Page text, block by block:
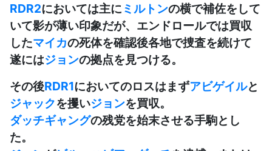
RDR2においては主に ミルトンの横で補佐をして
いて影が薄い印象だが、エンドロールでは買収
したマイカの死体を確認後各地で捜査を続けて
遂にはジョンの拠点を見つける。
その後RDR1においてのロスはまずアビゲイルと
ジャックを攫いジョンを買収。
ダッチギャングの残党を始末させる手駒とし
た。